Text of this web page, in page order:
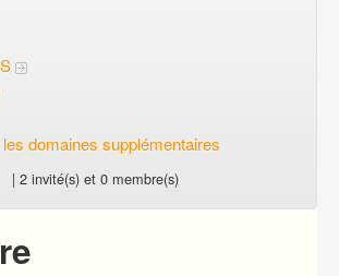
domaines supplémentaires
| 2 invité(s) et 0 membre(s)